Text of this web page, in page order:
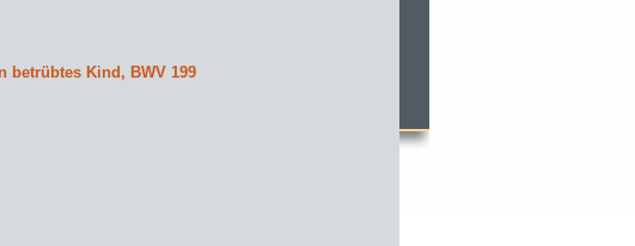
betrübtes Kind, BWV 199